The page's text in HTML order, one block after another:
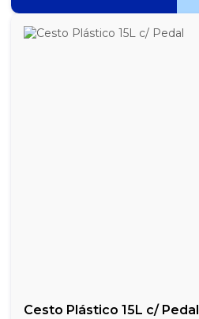
Cesto Plástico 15L c/ Pedal